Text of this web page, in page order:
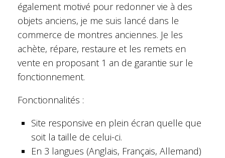
également motivé pour redonner vie à des
objets anciens, je me suis lancé dans le
commerce de montres anciennes. Je les
achète, répare, restaure et les remets en
vente en proposant 1 an de garantie sur le
fonctionnement.
Fonctionnalités :
Site responsive en plein écran quelle que
soit la taille de celui-ci.
En 3 langues (Anglais, Français, Allemand)